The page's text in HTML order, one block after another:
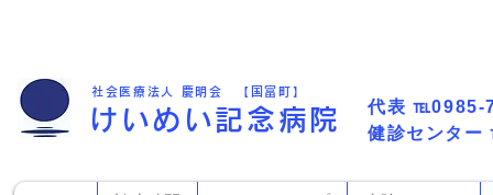
​健診センター
社会医療法人 慶明会 【国富町】
けいめい記念病院 代表​ ℡0985-